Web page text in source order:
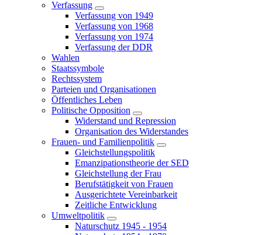
Verfassung
Verfassung von 1949
Verfassung von 1968
Verfassung von 1974
Verfassung der DDR
Wahlen
Staatssymbole
Rechtssystem
Parteien und Organisationen
Öffentliches Leben
Politische Opposition
Widerstand und Repression
Organisation des Widerstandes
Frauen- und Familienpolitik
Gleichstellungspolitik
Emanzipationstheorie der SED
Gleichstellung der Frau
Berufstätigkeit von Frauen
Ausgerichtete Vereinbarkeit
Zeitliche Entwicklung
Umweltpolitik
Naturschutz 1945 - 1954